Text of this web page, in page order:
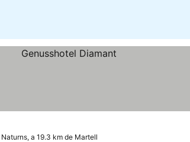
Naturns, a 19.3 km de Martell